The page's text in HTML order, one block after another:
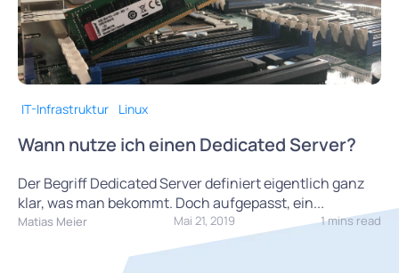
IT-Infrastruktur Linux
Wann nutze ich einen Dedicated Server?
Der Begriff Dedicated Server definiert eigentlich ganz
klar, was man bekommt. Doch aufgepasst, ein...
Matias Meier Mai 21, 2019 1 mins read